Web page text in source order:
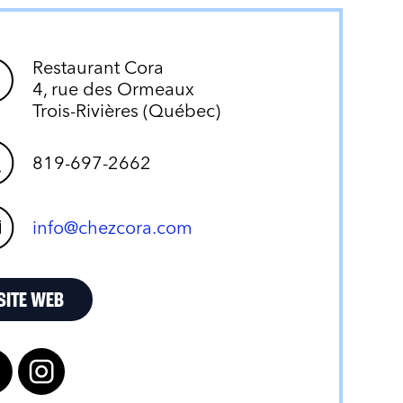
Restaurant Cora
4, rue des Ormeaux
Trois-Rivières (Québec)
819-697-2662
info@chezcora.com
WEB